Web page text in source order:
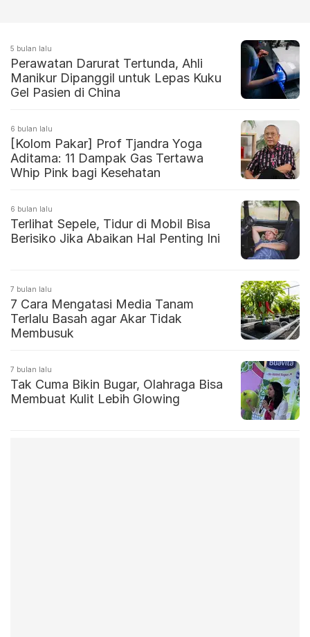
5 bulan lalu
Perawatan Darurat Tertunda, Ahli
Manikur Dipanggil untuk Lepas Kuku
Gel Pasien di China
6 bulan lalu
[Kolom Pakar] Prof Tjandra Yoga
Aditama: 11 Dampak Gas Tertawa
Whip Pink bagi Kesehatan
6 bulan lalu
Terlihat Sepele, Tidur di Mobil Bisa
Berisiko Jika Abaikan Hal Penting Ini
7 bulan lalu
7 Cara Mengatasi Media Tanam
Terlalu Basah agar Akar Tidak
Membusuk
7 bulan lalu
Tak Cuma Bikin Bugar, Olahraga Bisa
Membuat Kulit Lebih Glowing